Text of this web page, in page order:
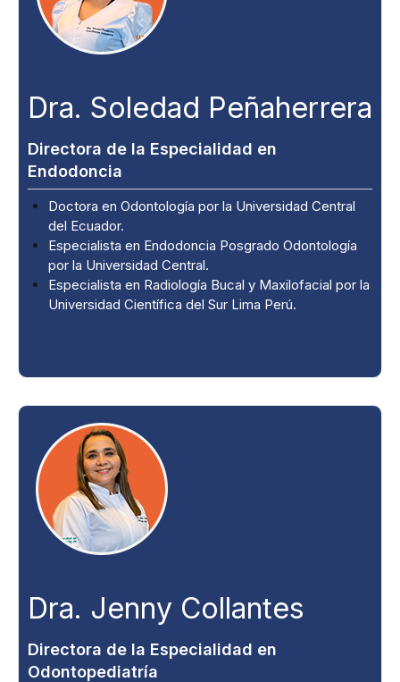
Dra. Soledad Peñaherrera
Directora de la Especialidad en
Endodoncia
Doctora en Odontología por la Universidad Central
del Ecuador.
Especialista en Endodoncia Posgrado Odontología
por la Universidad Central.
Especialista en Radiología Bucal y Maxilofacial por la
Universidad Científica del Sur Lima Perú.
Dra. Jenny Collantes
Directora de la Especialidad en
Odontopediatría